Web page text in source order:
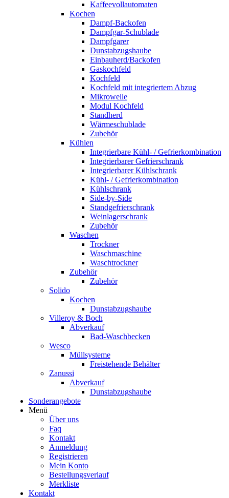
Kaffeevollautomaten
Kochen
Dampf-Backofen
Dampfgar-Schublade
Dampfgarer
Dunstabzugshaube
Einbauherd/Backofen
Gaskochfeld
Kochfeld
Kochfeld mit integriertem Abzug
Mikrowelle
Modul Kochfeld
Standherd
Wärmeschublade
Zubehör
Kühlen
Integrierbare Kühl- / Gefrierkombination
Integrierbarer Gefrierschrank
Integrierbarer Kühlschrank
Kühl- / Gefrierkombination
Kühlschrank
Side-by-Side
Standgefrierschrank
Weinlagerschrank
Zubehör
Waschen
Trockner
Waschmaschine
Waschtrockner
Zubehör
Zubehör
Solido
Kochen
Dunstabzugshaube
Villeroy & Boch
Abverkauf
Bad-Waschbecken
Wesco
Müllsysteme
Freistehende Behälter
Zanussi
Abverkauf
Dunstabzugshaube
Sonderangebote
Menü
Über uns
Faq
Kontakt
Anmeldung
Registrieren
Mein Konto
Bestellungsverlauf
Merkliste
Kontakt